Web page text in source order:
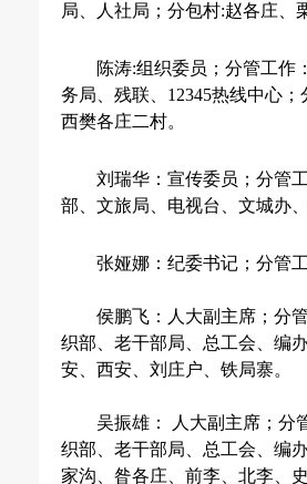
局、人社局；分包村:赵各庄、
陈涛:组织委员；分管工作
务局、残联、12345热线中心
西樊各庄二村。
刘瑞华：宣传委员；分管
部、文旅局、电视台、文城办
张娅娜：纪委书记；分管
侯鹏飞：人大副主席；分
织部、老干部局、总工会、编
安、西安、刘庄户、铁局寨。
吴振雄：
人大副主席；分
织部、老干部局、总工会、编
家沟、昝各庄、前李、北李、